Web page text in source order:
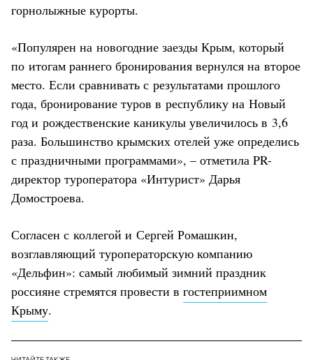
горнолыжные курорты.
«Популярен на новогодние заезды Крым, который
по итогам раннего бронирования вернулся на второе
место. Если сравнивать с результатами прошлого
года, бронирование туров в республику на Новый
год и рождественские каникулы увеличилось в 3,6
раза. Большинство крымских отелей уже определись
с праздничными программами», – отметила PR-
директор туроператора «Интурист» Дарья
Домостроева.
Согласен с коллегой и Сергей Ромашкин,
возглавляющий туроператорскую компанию
«Дельфин»: самый любимый зимний праздник
россияне стремятся провести в гостеприимном
Крыму.